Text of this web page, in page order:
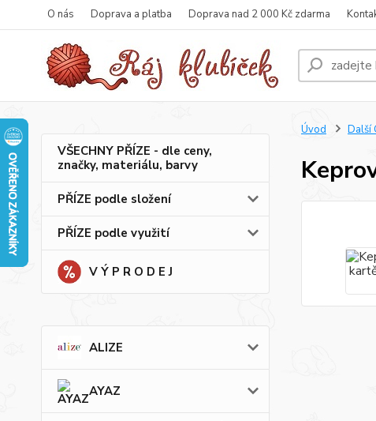
O nás Doprava a platba Doprava nad 2 000 Kč zdarma
VŠECHNY PŘÍZE - dle ceny,
značky, materiálu, barvy
PŘÍZE podle složení
PŘÍZE podle využití
V Ý P R O D E J
ALIZE
AYAZ
Úvod Další